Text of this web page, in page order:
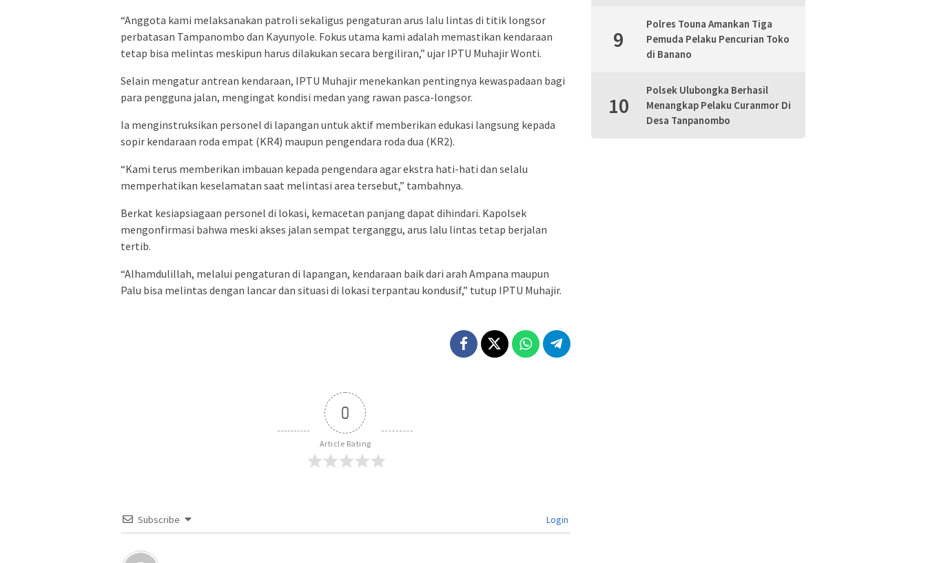
“Anggota kami melaksanakan patroli sekaligus pengaturan arus lalu lintas di titik longsor
perbatasan Tampanombo dan Kayunyole. Fokus utama kami adalah memastikan kendaraan
tetap bisa melintas meskipun harus dilakukan secara bergiliran,” ujar IPTU Muhajir Wonti.
Selain mengatur antrean kendaraan, IPTU Muhajir menekankan pentingnya kewaspadaan bagi
para pengguna jalan, mengingat kondisi medan yang rawan pasca-longsor.
Ia menginstruksikan personel di lapangan untuk aktif memberikan edukasi langsung kepada
sopir kendaraan roda empat (KR4) maupun pengendara roda dua (KR2).
“Kami terus memberikan imbauan kepada pengendara agar ekstra hati-hati dan selalu
memperhatikan keselamatan saat melintasi area tersebut,” tambahnya.
Berkat kesiapsiagaan personel di lokasi, kemacetan panjang dapat dihindari. Kapolsek
mengonfirmasi bahwa meski akses jalan sempat terganggu, arus lalu lintas tetap berjalan
tertib.
“Alhamdulillah, melalui pengaturan di lapangan, kendaraan baik dari arah Ampana maupun
Palu bisa melintas dengan lancar dan situasi di lokasi terpantau kondusif,” tutup IPTU Muhajir.
0
Article Rating
Subscribe Login
9
Polres Touna Amankan Tiga
Pemuda Pelaku Pencurian Toko
di Banano
10
Polsek Ulubongka Berhasil
Menangkap Pelaku Curanmor Di
Desa Tanpanombo